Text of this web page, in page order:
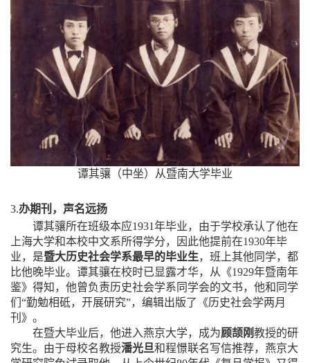
谭其骧（中坐）从暨南大学毕业
3.办期刊，声名远扬
谭其骧所在班级本应1931年毕业，由于学校承认了他在
上海大学和本校中文系所得学分，因此他提前在1930年毕
业，是暨大历史社会学系最早的毕业生，班上其他同学，都
比他晚毕业。谭其骧在校时已显露才华，从《1929年暨南年
鉴》得知，他曾负责历史社会学系同学会的文书，他和同学
们“勤勉相砥，开展研究”，编辑出版了《历史社会学两月
刊》。
在暨大毕业后，他进入燕京大学，成为顾颉刚教授的研
究生。由于母校名教授潘光旦和程憬联名写信推荐，燕京大